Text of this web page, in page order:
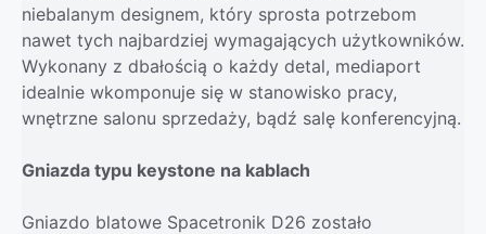
niebalanym designem, który sprosta potrzebom
nawet tych najbardziej wymagających użytkowników.
Wykonany z dbałością o każdy detal, mediaport
idealnie wkomponuje się w stanowisko pracy,
wnętrzne salonu sprzedaży, bądź salę konferencyjną.
Gniazda typu keystone na kablach
Gniazdo blatowe Spacetronik D26 zostało